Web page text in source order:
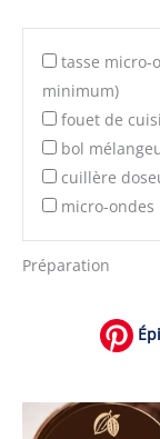
tasse micro-
minimum)
fouet de
bol
cuillère
micro-ondes
Préparation